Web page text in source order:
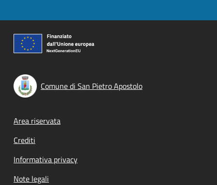
Comune di San Pietro Apostolo
Footer menu
Area riservata
Crediti
Informativa privacy
Note legali